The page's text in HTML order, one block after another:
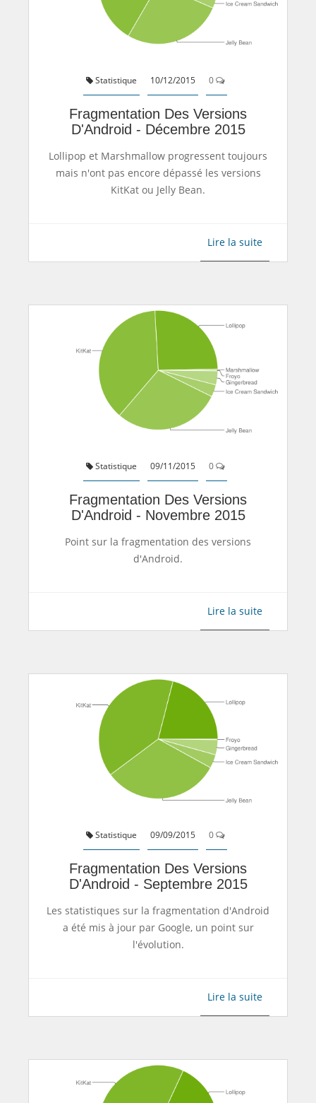
Statistique 10/12/2015 0
Fragmentation Des Versions
D'Android - Décembre 2015
Lollipop et Marshmallow progressent toujours
mais n'ont pas encore dépassé les versions
KitKat ou Jelly Bean.
Lire la suite
Statistique 09/11/2015 0
Fragmentation Des Versions
D'Android - Novembre 2015
Point sur la fragmentation des versions
d'Android.
Lire la suite
Statistique 09/09/2015 0
Fragmentation Des Versions
D'Android - Septembre 2015
Les statistiques sur la fragmentation d'Android
a été mis à jour par Google, un point sur
l'évolution.
Lire la suite